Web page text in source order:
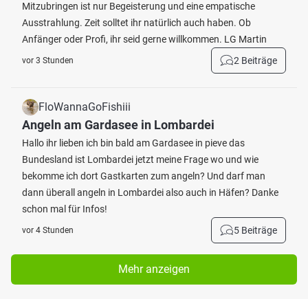
Mitzubringen ist nur Begeisterung und eine empatische
Ausstrahlung. Zeit solltet ihr natürlich auch haben. Ob
Anfänger oder Profi, ihr seid gerne willkommen. LG Martin
vor 3 Stunden 2 Beiträge
FloWannaGoFishiii
Angeln am Gardasee in Lombardei
Hallo ihr lieben ich bin bald am Gardasee in pieve das
Bundesland ist Lombardei jetzt meine Frage wo und wie
bekomme ich dort Gastkarten zum angeln? Und darf man
dann überall angeln in Lombardei also auch in Häfen? Danke
schon mal für Infos!
vor 4 Stunden 5 Beiträge
Mehr anzeigen